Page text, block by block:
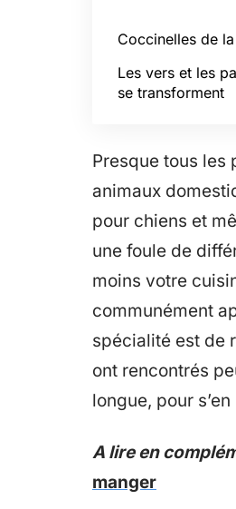
Coccinelles de
Les vers et les
se transforment
Presque tous les
animaux
pour chiens et
une foule de
moins votre
communément
spécialité est de
ont rencontrés
longue, pour
A lire en
manger